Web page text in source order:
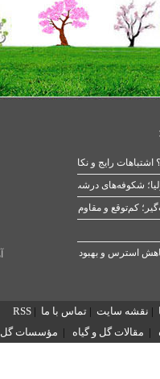
رایج و نکات طلایی
شکوفه‌های درشت در بهار
| نقشه سایت | تماس با ما |
RSS
| مقالات گل و گیاه | مؤسسات گل